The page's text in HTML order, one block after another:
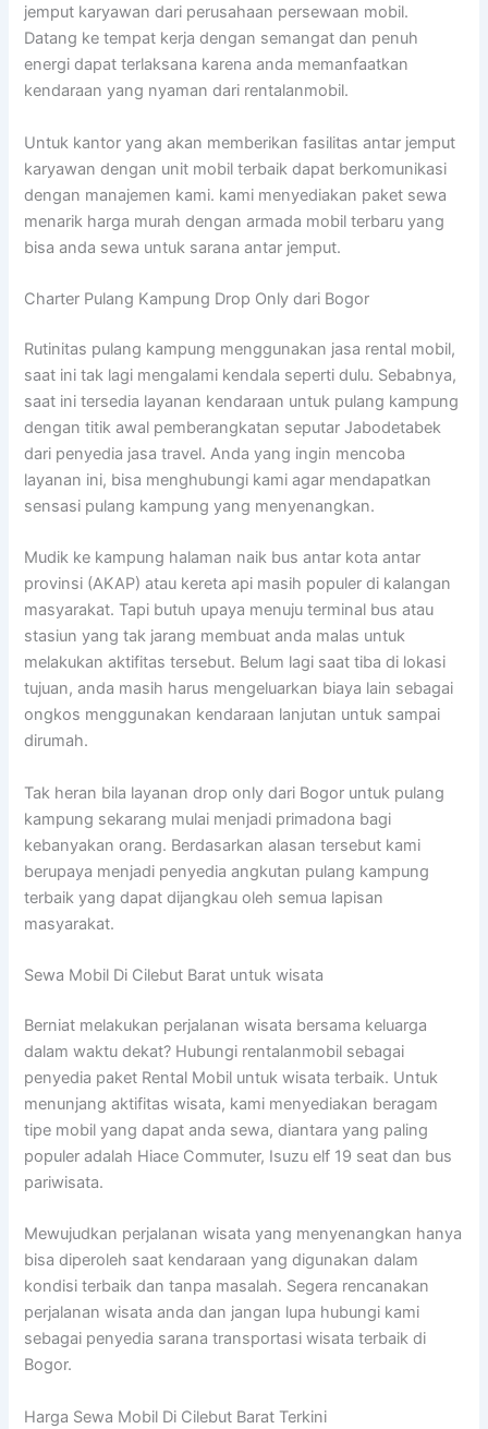
jemput karyawan dari perusahaan persewaan mobil.
Datang ke tempat kerja dengan semangat dan penuh
energi dapat terlaksana karena anda memanfaatkan
kendaraan yang nyaman dari rentalanmobil.
Untuk kantor yang akan memberikan fasilitas antar jemput
karyawan dengan unit mobil terbaik dapat berkomunikasi
dengan manajemen kami. kami menyediakan paket sewa
menarik harga murah dengan armada mobil terbaru yang
bisa anda sewa untuk sarana antar jemput.
Charter Pulang Kampung Drop Only dari Bogor
Rutinitas pulang kampung menggunakan jasa rental mobil,
saat ini tak lagi mengalami kendala seperti dulu. Sebabnya,
saat ini tersedia layanan kendaraan untuk pulang kampung
dengan titik awal pemberangkatan seputar Jabodetabek
dari penyedia jasa travel. Anda yang ingin mencoba
layanan ini, bisa menghubungi kami agar mendapatkan
sensasi pulang kampung yang menyenangkan.
Mudik ke kampung halaman naik bus antar kota antar
provinsi (AKAP) atau kereta api masih populer di kalangan
masyarakat. Tapi butuh upaya menuju terminal bus atau
stasiun yang tak jarang membuat anda malas untuk
melakukan aktifitas tersebut. Belum lagi saat tiba di lokasi
tujuan, anda masih harus mengeluarkan biaya lain sebagai
ongkos menggunakan kendaraan lanjutan untuk sampai
dirumah.
Tak heran bila layanan drop only dari Bogor untuk pulang
kampung sekarang mulai menjadi primadona bagi
kebanyakan orang. Berdasarkan alasan tersebut kami
berupaya menjadi penyedia angkutan pulang kampung
terbaik yang dapat dijangkau oleh semua lapisan
masyarakat.
Sewa Mobil Di Cilebut Barat untuk wisata
Berniat melakukan perjalanan wisata bersama keluarga
dalam waktu dekat? Hubungi rentalanmobil sebagai
penyedia paket Rental Mobil untuk wisata terbaik. Untuk
menunjang aktifitas wisata, kami menyediakan beragam
tipe mobil yang dapat anda sewa, diantara yang paling
populer adalah Hiace Commuter, Isuzu elf 19 seat dan bus
pariwisata.
Mewujudkan perjalanan wisata yang menyenangkan hanya
bisa diperoleh saat kendaraan yang digunakan dalam
kondisi terbaik dan tanpa masalah. Segera rencanakan
perjalanan wisata anda dan jangan lupa hubungi kami
sebagai penyedia sarana transportasi wisata terbaik di
Bogor.
Harga Sewa Mobil Di Cilebut Barat Terkini